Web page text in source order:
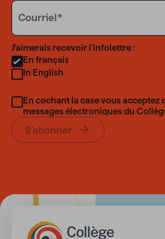
Email
Courriel
Language
J’aimerais recevoir l’infolettre :
En français
In English
En cochant la case vous acceptez
messages électroniques du
S’abonner